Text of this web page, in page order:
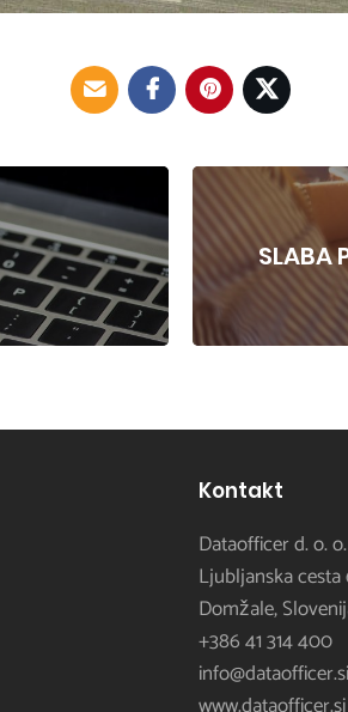
SLABA
Kontakt
Dataofficer d. o. o.
Ljubljanska cesta
Domžale,
+386 41 314 400
info@dataofficer.si